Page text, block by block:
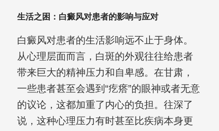
生活之困：白癜风对患者的影响与应对
白癜风对患者的生活影响远不止于身体。
从心理层面而言，白斑的外观往往给患者
带来巨大的精神压力和自卑感。在甘肃，
一些患者甚至会遇到“疙瘩”的眼神或者无意
的议论，这都加重了内心的负担。往深了
说，这种心理压力有时甚至比疾病本身更